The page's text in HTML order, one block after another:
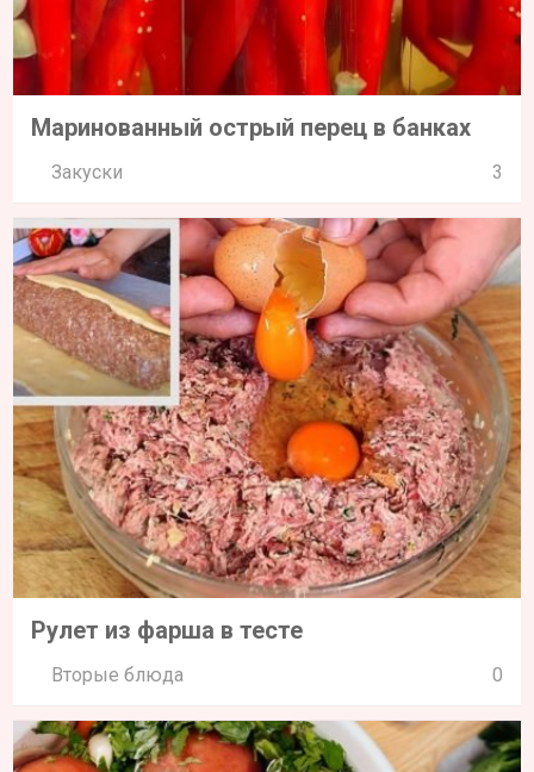
Маринованный острый перец в банках
Закуски 3
Рулет из фарша в тесте
Вторые блюда 0